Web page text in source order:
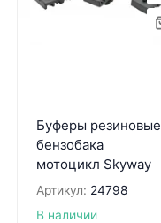
Буферы резиновые
бензобака
мотоцикл Skyway
Артикул: 24798
В наличии